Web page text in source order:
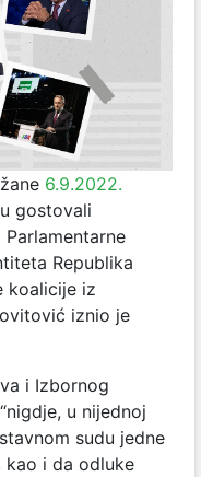
6.9.2022.
gostovali
Republika
koalicije iz
iznio je
i Izbornog
u nijednoj
sudu jedne
kao i da odluke